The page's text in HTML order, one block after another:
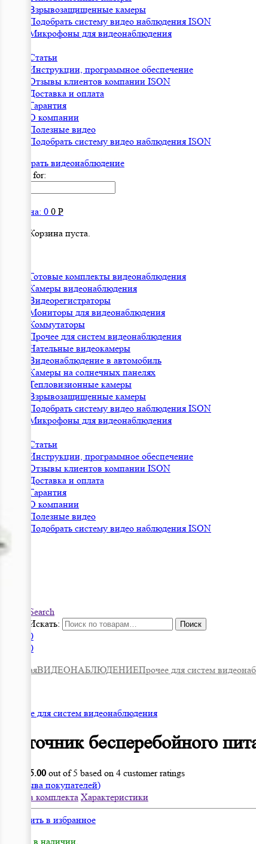
Взрывозащищенные камеры
Подобрать систему видео наблюдения ISON
Микрофоны для видеонаблюдения
Статьи
Инструкции, программное обеспечение
Отзывы клиентов компании ISON
Доставка и оплата
Гарантия
О компании
Полезные видео
Подобрать систему видео наблюдения ISON
Подобрать видеонаблюдениe
Search for:
Корзина: 0 0 Р
Корзина пуста.
Готовые комплекты видеонаблюдения
Камеры видеонаблюдения
Видеорегистраторы
Мониторы для видеонаблюдения
Коммутаторы
Прочее для систем видеонаблюдения
Нательные видеокамеры
Видеонаблюдение в автомобиль
Камеры на солнечных панелях
Тепловизионные камеры
Взрывозащищенные камеры
Подобрать систему видео наблюдения ISON
Микрофоны для видеонаблюдения
Статьи
Инструкции, программное обеспечение
Отзывы клиентов компании ISON
Доставка и оплата
Гарантия
О компании
Полезные видео
Подобрать систему видео наблюдения ISON
Search
Искать:
Поиск
0
0
ГлавнаяВИДЕОНАБЛЮДЕНИЕПрочее для систем
Прочее для систем видеонаблюдения
Источник бесперебойного
5.00 out of 5 based on 4 customer ratings
отзыва покупателей)
Состав комплекта Характеристики
Добавить в избранное
√ Есть в наличии.